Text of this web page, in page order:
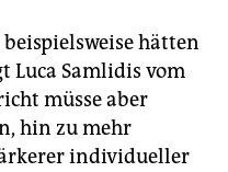
hätten
Luca Samlidis vom
müsse aber
hin zu mehr
individueller